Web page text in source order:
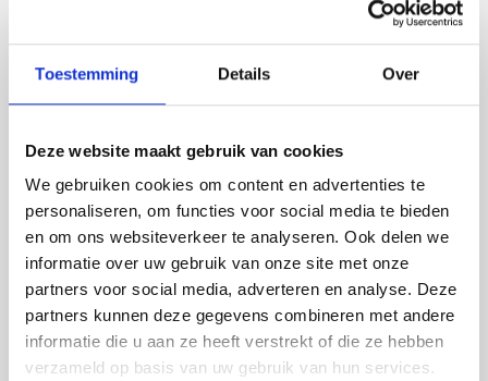
Toestemming Details Over
Deze website maakt gebruik van cookies
We gebruiken cookies om content en advertenties te
personaliseren, om functies voor social media te bieden
en om ons websiteverkeer te analyseren. Ook delen we
informatie over uw gebruik van onze site met onze
partners voor social media, adverteren en analyse. Deze
partners kunnen deze gegevens combineren met andere
informatie die u aan ze heeft verstrekt of die ze hebben
verzameld op basis van uw gebruik van hun services.